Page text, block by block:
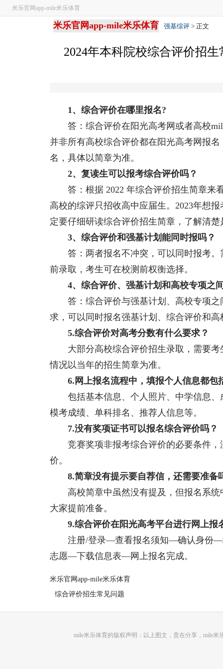
米乐官网app-mile米乐体育
米乐官网app-mile米乐体育 强基综评 > 正文
2024年本科院校综合评价招
1、综合评价在哪里报名?
答：综合评价在阳光高考网或者高校
并非所有高校综合评价都在阳光高考网报
名，具体以简章为准。
2、复读生可以报考综合评价吗？
答：根据 2022 年综合评价招生简章来
高校的综评只招收高中应届生。2023年想
定要仔细研读综合评价招生简章，了解清
3、综合评价和强基计划能同时报吗？
答：两者报名不冲突，可以同时报考。
前录取，考生可在校测前权衡选择。
4、综合评价、强基计划和高校专项之
答：综合评价与强基计划、高校专项之
求，可以同时报名强基计划、综合评价和高
5.综合评价对高考分数有什么要求？
大部分高校综合评价招生录取，需要考
情况以当年的招生简章为准。
6.网上报名流程中，填报个人信息都包
包括基本信息、个人照片、中学信息、
模考成绩、单科排名、推荐人信息等。
7.没有奖项证书可以报名综合评价吗？
竞赛奖项非报考综合评价的必要条件，
价。
8.简章没有提示要自荐信，还需要准备
高校简章中虽然没有提及，但报名系统
大家提前准备。
9.综合评价在阳光高考平台进行网上报
注册/登录—查看报名须知—确认身份—
志愿—下载信息表—网上报名完成。
米乐官网app-mile米乐体育
综合评价招生常见问题
mile米乐体育的版权声明：以上图文，贵在分享，mile